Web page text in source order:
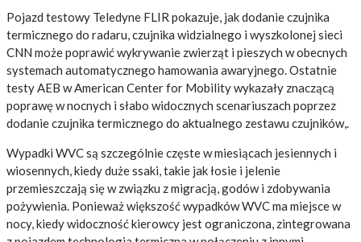
Pojazd testowy Teledyne FLIR pokazuje, jak dodanie czujnika
termicznego do radaru, czujnika widzialnego i wyszkolonej sieci
CNN może poprawić wykrywanie zwierząt i pieszych w obecnych
systemach automatycznego hamowania awaryjnego. Ostatnie
testy AEB w American Center for Mobility wykazały znaczącą
poprawę w nocnych i słabo widocznych scenariuszach poprzez
dodanie czujnika termicznego do aktualnego zestawu czujników,.
Wypadki WVC są szczególnie częste w miesiącach jesiennych i
wiosennych, kiedy duże ssaki, takie jak łosie i jelenie
przemieszczają się w związku z migracją, godów i zdobywania
pożywienia. Ponieważ większość wypadków WVC ma miejsce w
nocy, kiedy widoczność kierowcy jest ograniczona, zintegrowana